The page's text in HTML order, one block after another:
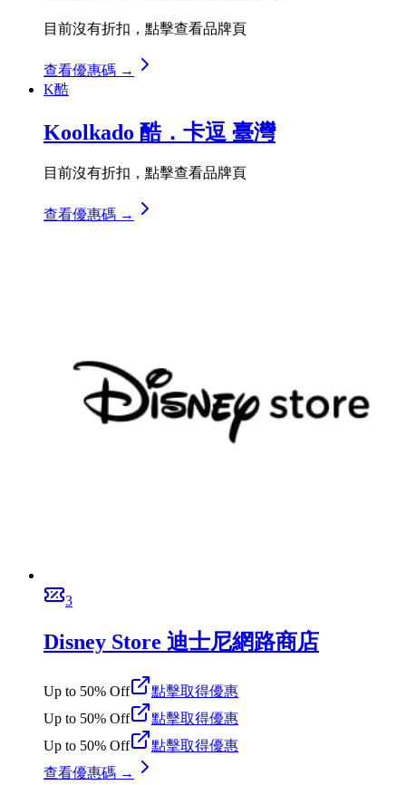
目前沒有折扣，點擊查看品牌頁
查看優惠碼 →
K酷
Koolkado 酷．卡逗 臺灣
目前沒有折扣，點擊查看品牌頁
查看優惠碼 →
3
Disney Store 迪士尼網路商店
Up to 50% Off
點擊取得優惠
Up to 50% Off
點擊取得優惠
Up to 50% Off
點擊取得優惠
查看優惠碼 →